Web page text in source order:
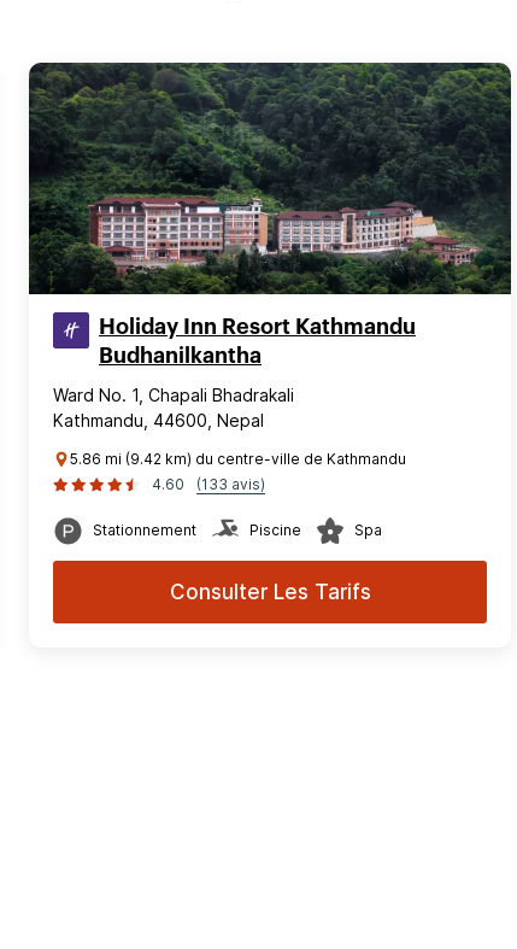
Holiday Inn Resort Kathmandu
Budhanilkantha
Ward No. 1, Chapali Bhadrakali
Kathmandu, 44600, Nepal
5.86 mi (9.42 km) du centre-ville de Kathmandu
4.60
(133 avis)
Stationnement Piscine Spa
Consulter Les Tarifs